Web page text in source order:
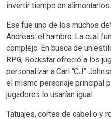
invertir tiempo en alimentarlos.
Ese fue uno de los muchos
Andreas: el hambre. La cual
complejo. En busca de un
RPG, Rockstar ofreció a los
personalizar a Carl “CJ”
el mismo personaje principal
jugadores lo usarían igual.
Tatuajes, cortes de cabello y